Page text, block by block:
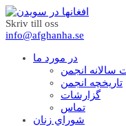
Skriv till oss
info@afghanha.se
در مورد ما
سالانه انجمن
تاریخچه انجمن
گزارشات
تماس
شوراي زنان